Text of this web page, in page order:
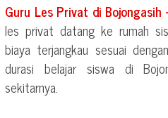
Guru Les Privat di Bojongasih
les privat datang ke rumah
biaya terjangkau sesuai
durasi belajar siswa di
sekitarnya.